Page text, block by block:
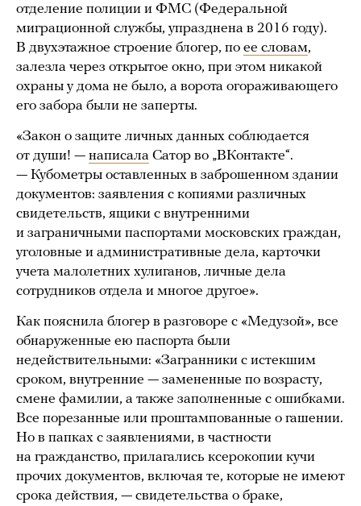
отделение полиции и ФМС (Федеральной
миграционной службы, упразднена в 2016 году).
В двухэтажное строение блогер, по ее словам,
залезла через открытое окно, при этом никакой
охраны у дома не было, а ворота огораживающего
его забора были не заперты.
«Закон о защите личных данных соблюдается
от души! — написала Сатор во „ВКонтакте“.
— Кубометры оставленных в заброшенном здании
документов: заявления с копиями различных
свидетельств, ящики с внутренними
и заграничными паспортами московских граждан,
уголовные и административные дела, карточки
учета малолетних хулиганов, личные дела
сотрудников отдела и многое другое».
Как пояснила блогер в разговоре с «Медузой», все
обнаруженные ею паспорта были
недействительными: «Загранники с истекшим
сроком, внутренние — замененные по возрасту,
смене фамилии, а также заполненные с ошибками.
Все порезанные или проштампованные о гашении.
Но в папках с заявлениями, в частности
на гражданство, прилагались ксерокопии кучи
прочих документов, включая те, которые не имеют
срока действия, — свидетельства о браке,